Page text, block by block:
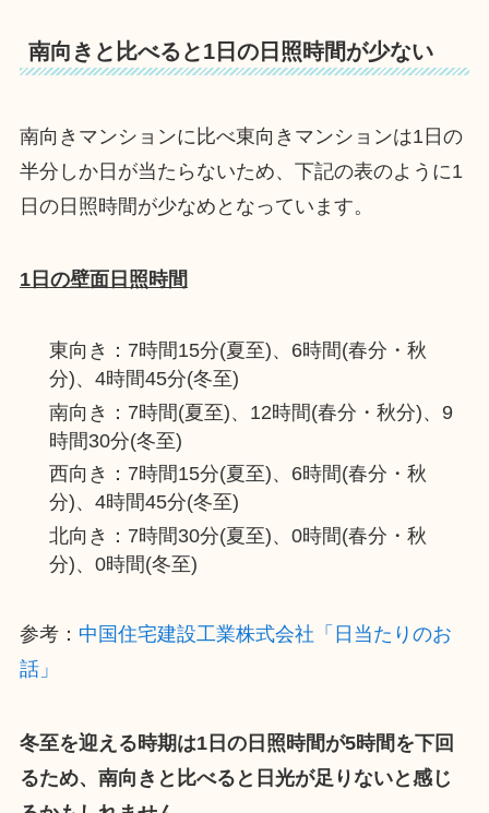
南向きと比べると1日の日照時間が少ない
南向きマンションに比べ東向きマンションは1日の
半分しか日が当たらないため、下記の表のように1
日の日照時間が少なめとなっています。
1日の壁面日照時間
東向き：7時間15分(夏至)、6時間(春分・秋
分)、4時間45分(冬至)
南向き：7時間(夏至)、12時間(春分・秋分)、9
時間30分(冬至)
西向き：7時間15分(夏至)、6時間(春分・秋
分)、4時間45分(冬至)
北向き：7時間30分(夏至)、0時間(春分・秋
分)、0時間(冬至)
参考： 中国住宅建設工業株式会社「日当たりのお
話」
冬至を迎える時期は1日の日照時間が5時間を下回
るため、南向きと比べると日光が足りないと感じ